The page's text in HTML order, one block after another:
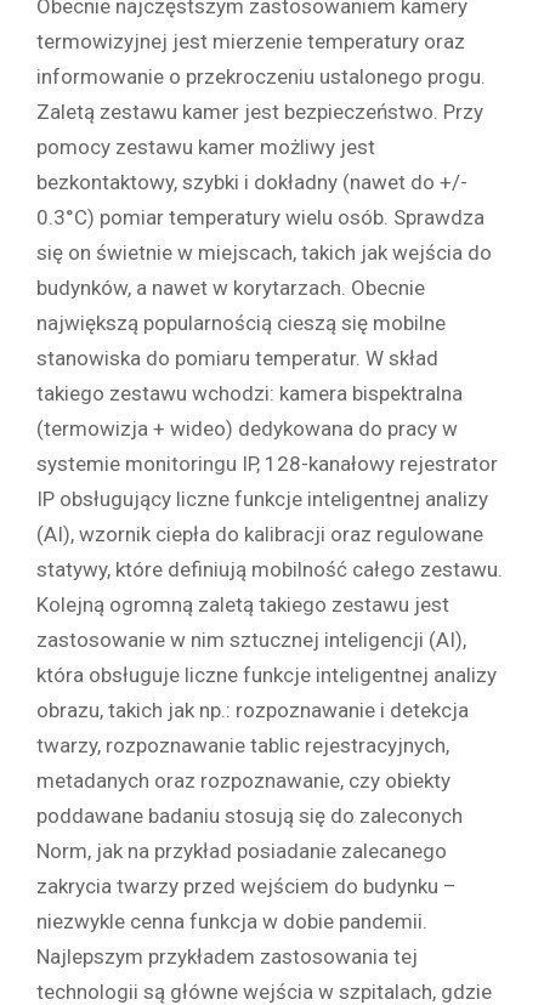
Obecnie najczęstszym zastosowaniem kamery
termowizyjnej jest mierzenie temperatury oraz
informowanie o przekroczeniu ustalonego progu.
Zaletą zestawu kamer jest bezpieczeństwo. Przy
pomocy zestawu kamer możliwy jest
bezkontaktowy, szybki i dokładny (nawet do +/-
0.3°C) pomiar temperatury wielu osób. Sprawdza
się on świetnie w miejscach, takich jak wejścia do
budynków, a nawet w korytarzach. Obecnie
największą popularnością cieszą się mobilne
stanowiska do pomiaru temperatur. W skład
takiego zestawu wchodzi: kamera bispektralna
(termowizja + wideo) dedykowana do pracy w
systemie monitoringu IP, 128-kanałowy rejestrator
IP obsługujący liczne funkcje inteligentnej analizy
(AI), wzornik ciepła do kalibracji oraz regulowane
statywy, które definiują mobilność całego zestawu.
Kolejną ogromną zaletą takiego zestawu jest
zastosowanie w nim sztucznej inteligencji (AI),
która obsługuje liczne funkcje inteligentnej analizy
obrazu, takich jak np.: rozpoznawanie i detekcja
twarzy, rozpoznawanie tablic rejestracyjnych,
metadanych oraz rozpoznawanie, czy obiekty
poddawane badaniu stosują się do zaleconych
Norm, jak na przykład posiadanie zalecanego
zakrycia twarzy przed wejściem do budynku –
niezwykle cenna funkcja w dobie pandemii.
Najlepszym przykładem zastosowania tej
technologii są główne wejścia w szpitalach, gdzie